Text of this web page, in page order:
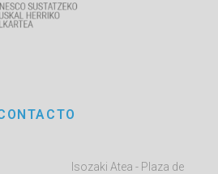
Isozaki Atea - Plaza de